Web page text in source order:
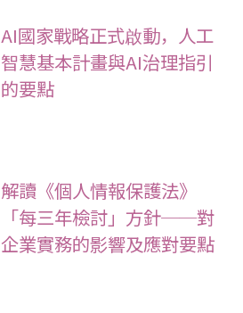
AI國家戰略正式啟動，人工
智慧基本計畫與AI治理指引
的要點
解讀《個人情報保護法》
「每三年檢討」方針──對
企業實務的影響及應對要點